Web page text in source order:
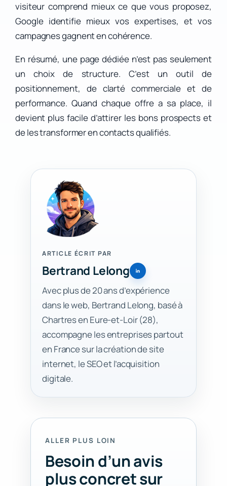
visiteur comprend mieux ce que vous proposez,
Google identifie mieux vos expertises, et vos
campagnes gagnent en cohérence.
En résumé, une page dédiée n’est pas seulement
un choix de structure. C’est un outil de
positionnement, de clarté commerciale et de
performance. Quand chaque offre a sa place, il
devient plus facile d’attirer les bons prospects et
de les transformer en contacts qualifiés.
ARTICLE ÉCRIT PAR
Bertrand Lelong
Avec plus de 20 ans d’expérience
dans le web, Bertrand Lelong, basé à
Chartres en Eure-et-Loir (28),
accompagne les entreprises partout
en France sur la création de site
internet, le SEO et l’acquisition
digitale.
ALLER PLUS LOIN
Besoin d’un avis
plus concret sur